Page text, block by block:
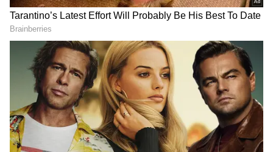
டெல்டா பகுதி கிராமங்களில்
திருமணத்திற்குப் பிறகு புது
மாப்பிள்ளையை, மனைவி வீட்டாருக்கும்
சுற்றத்தாருக்கும் அதிகாரப்பூர்வமாக
அறிமுகப்படுத்தும் "மறுவீட்டு விருந்து" மிக
விமரிசையாக நடக்கும். இந்த விருந்தின்
பிரதான நாயகனே இந்த முருங்கைக்காய்
ஆட்டுக்கறிக் குழம்பு தான். சினிமாவில்